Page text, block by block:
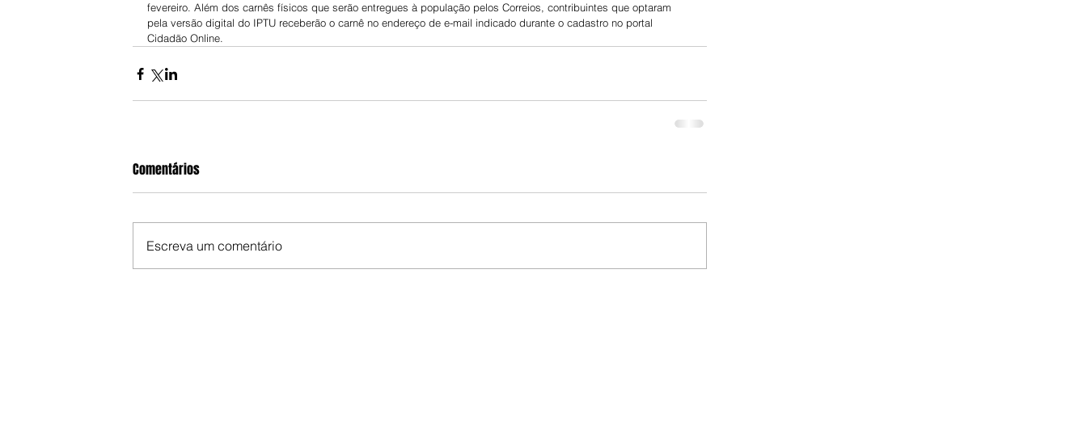
fevereiro. Além dos carnês físicos que serão entregues à população pelos Correios, contribuintes que optaram
pela versão digital do IPTU receberão o carnê no endereço de e-mail indicado durante o cadastro no portal
Cidadão Online.
Comentários
Escreva um comentário